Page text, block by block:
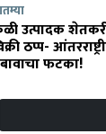
उत्पादक
ठप्प-
फटका!